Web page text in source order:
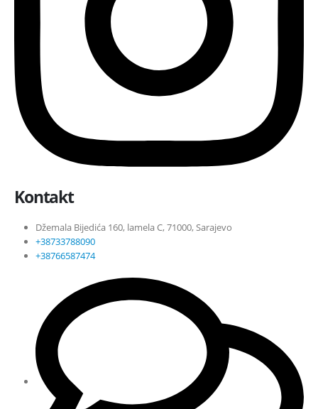
Kontakt
Džemala Bijedića 160, lamela C, 71000, Sarajevo
+38733788090
+38766587474